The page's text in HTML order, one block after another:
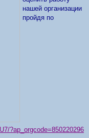
нашей организации
пройдя по
?ap_orgcode=850220296